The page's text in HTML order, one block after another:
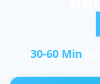
30-60Min